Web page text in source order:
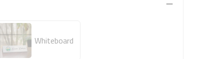
Whiteboard